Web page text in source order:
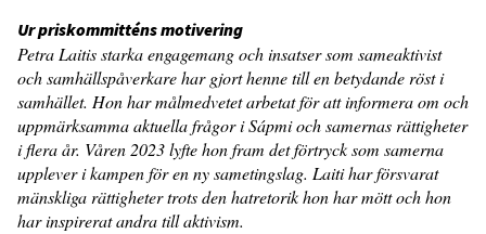
Ur priskommitténs motivering
Petra Laitis starka engagemang och insatser som sameaktivist
och samhällspåverkare har gjort henne till en betydande röst i
samhället. Hon har målmedvetet arbetat för att informera om och
uppmärksamma aktuella frågor i Sápmi och samernas rättigheter
i flera år. Våren 2023 lyfte hon fram det förtryck som samerna
upplever i kampen för en ny sametingslag. Laiti har försvarat
mänskliga rättigheter trots den hatretorik hon har mött och hon
har inspirerat andra till aktivism.